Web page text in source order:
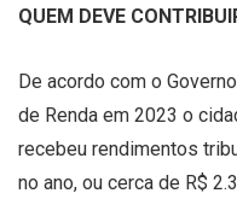
QUEM DEVE
De acordo com o
de Renda em 2023 o
recebeu rendimentos
no ano, ou cerca de R$